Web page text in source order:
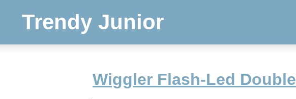
Trendy Junior
Wiggler Flash-Led Double